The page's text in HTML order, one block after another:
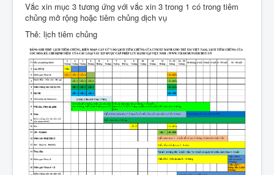
Vắc xin mục 3 tương ứng với vắc xin 3 trong 1 có trong tiêm
chủng mở rộng hoặc tiêm chủng dịch vụ
Thẻ: lịch tiêm chủng